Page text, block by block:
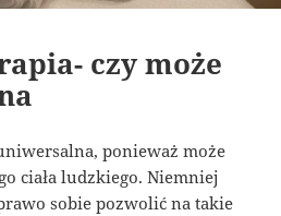
czy może
ponieważ może
ciała ludzkiego. Niemniej
sobie pozwolić na takie